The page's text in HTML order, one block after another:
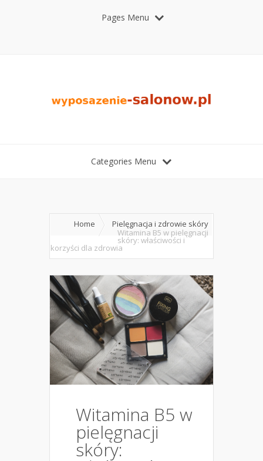
Pages Menu
Categories Menu
Home
Pielęgnacja i zdrowie skóry
Witamina B5 w pielęgnacji
skóry: właściwości i
korzyści dla zdrowia
Witamina B5 w
pielęgnacji
skóry: